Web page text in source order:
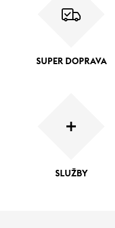
SUPER DOPRAVA
SLUŽBY